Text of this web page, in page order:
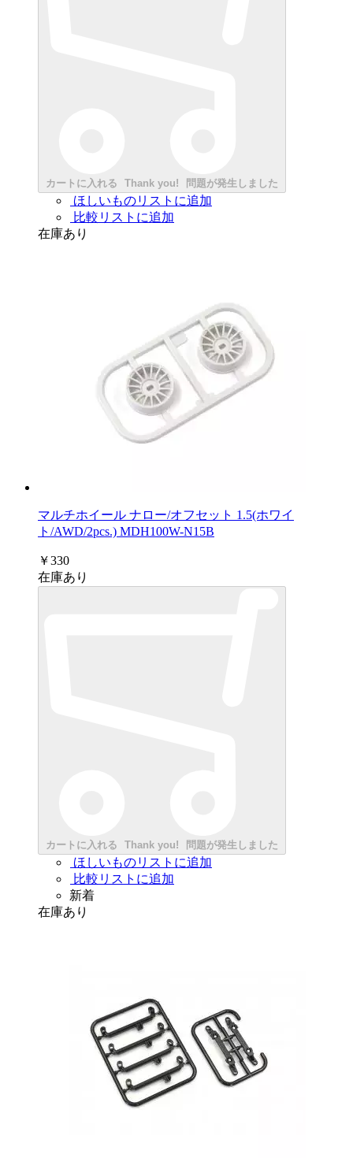
カートに入れる Thank you! 問題が発生しました
ほしいものリストに追加
比較リストに追加
在庫あり
マルチホイール ナロー/オフセット 1.5(ホワイ
ト/AWD/2pcs.) MDH100W-N15B
￥330
在庫あり
カートに入れる Thank you! 問題が発生しました
ほしいものリストに追加
比較リストに追加
新着
在庫あり